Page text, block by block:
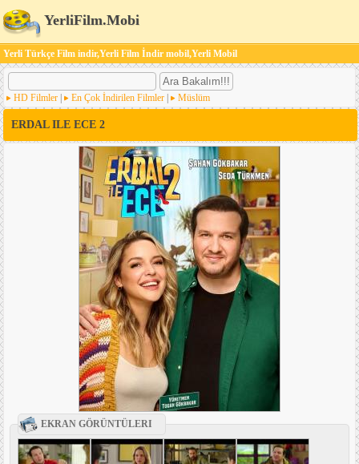
YerliFilm.Mobi
Yerli Türkçe Film indir,Yerli Film İndir mobil,Yerli Mobil
HD Filmler En Çok İndirilen Filmler Müslüm
ERDAL ILE ECE 2
EKRAN GÖRÜNTÜLERI